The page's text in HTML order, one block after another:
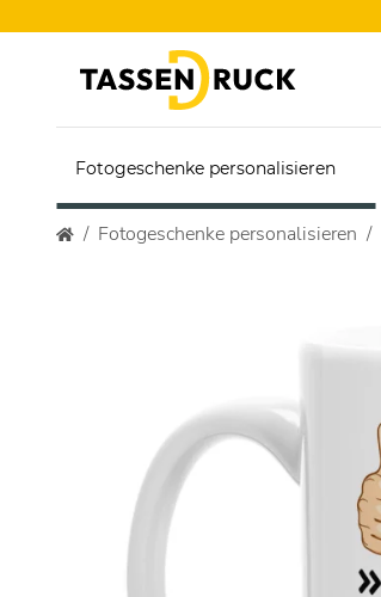
Fotogeschenke personalisieren
Fotogeschenke personalisieren